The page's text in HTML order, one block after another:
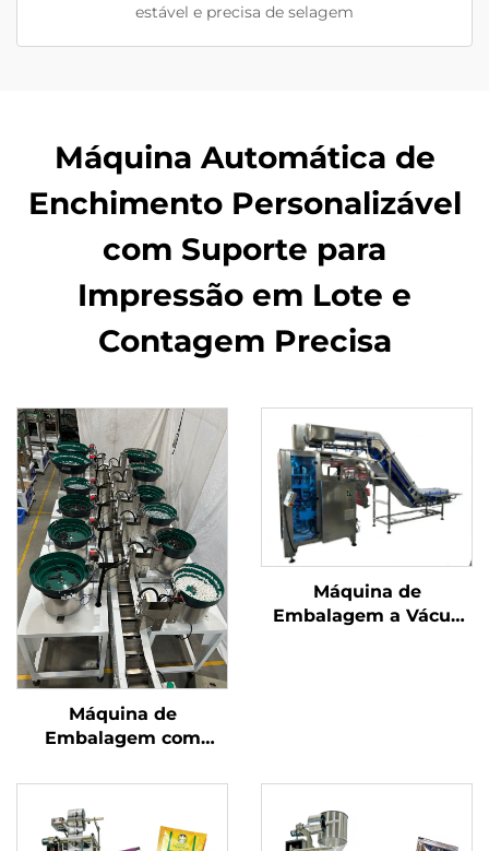
estável e precisa de selagem
Máquina Automática de
Enchimento Personalizável
com Suporte para
Impressão em Lote e
Contagem Precisa
Máquina de
Embalagem com
Corrente de Taças
Vibratórias Múltiplas
Máquina de
Embalagem a Vácuo